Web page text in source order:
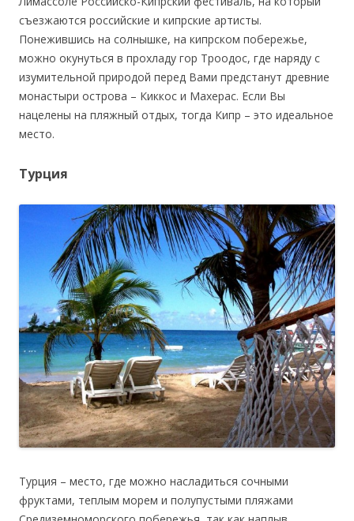
съезжаются российские и кипрские артисты.
Понежившись на солнышке, на кипрском побережье,
можно окунуться в прохладу гор Троодос, где наряду с
изумительной природой перед Вами предстанут древние
монастыри острова – Киккос и Махерас. Если Вы
нацелены на пляжный отдых, тогда Кипр – это идеальное
место.
Турция
Турция – место, где можно насладиться сочными
фруктами, теплым морем и полупустыми пляжами